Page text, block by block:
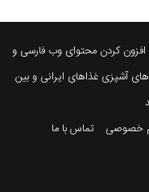
در سال 1401 در راستای افزون کردن محتوای وب فارسی و
آشپزی غذاهای ایرانی و بین
خصوصی تماس با ما